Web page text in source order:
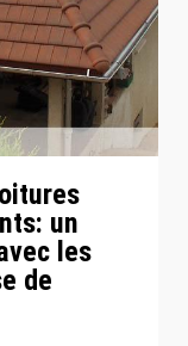
un
les
de